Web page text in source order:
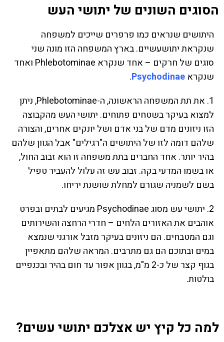
הסוגים השונים של יתושי העש
היתושים שנראים כמו פרפרים שייכים למשפחה
שנקראת יתושעשיים. בארץ המשפחה הזו מונה שני
סוגים של חרקים – אחד שנקרא Phlebotominae ואחד
שנקרא Psychodinae
.
1. את תת המשפחה הראשונה, ה-Phlebotominae, ניתן
למצוא בעיקר בשטחים פתוחים. יתושי העש מהקבוצה
הזו ניזונים מדם של בני אדם ושל יונקים אחרים, והצורה
שלהם דומה לזו של היתושים ה"רגילים" אבל הגוון שלהם
בהיר יותר. אחד החברים בתת משפחה זו הוא זבוב החול,
או בשמו המדעי בקה. זבוב עש זה עלול להעביר טפיל
בשם לשמניה שגורם למחלת שושנת יריחו.
2. יתושי עש מסוג Psychodinae מגיעים לבתים ובפרט
אוהבים את האזורים הלחים – חדרי הרחצה והשירותים
וגם המטבחים. הם ניזונים בעיקר מזבל אורגני שנמצא
במים ובתוכם הם גם מתרבים. המראה שלהם מתאפיין
בגוף קצר של כ-2 מ"מ, בגוון אפור עד חום בהיר ובכנפיים
בולטות.
למה כל קיץ יש אצלכם יתושי עשים?